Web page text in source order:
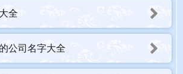
赋、天宇；泉表示泉源、泉水、泉眼，字义吉
全
公司名字大全